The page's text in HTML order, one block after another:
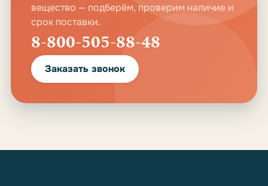
вещество — подберём, проверим наличие и
срок поставки.
8-800-505-88-48
Заказать звонок